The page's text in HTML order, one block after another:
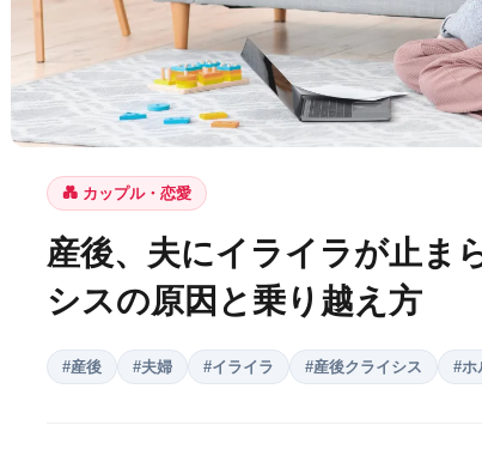
💑 カップル・恋愛
産後、夫にイライラが止ま
シスの原因と乗り越え方
#産後 #夫婦 #イライラ #産後クライシス #ホ